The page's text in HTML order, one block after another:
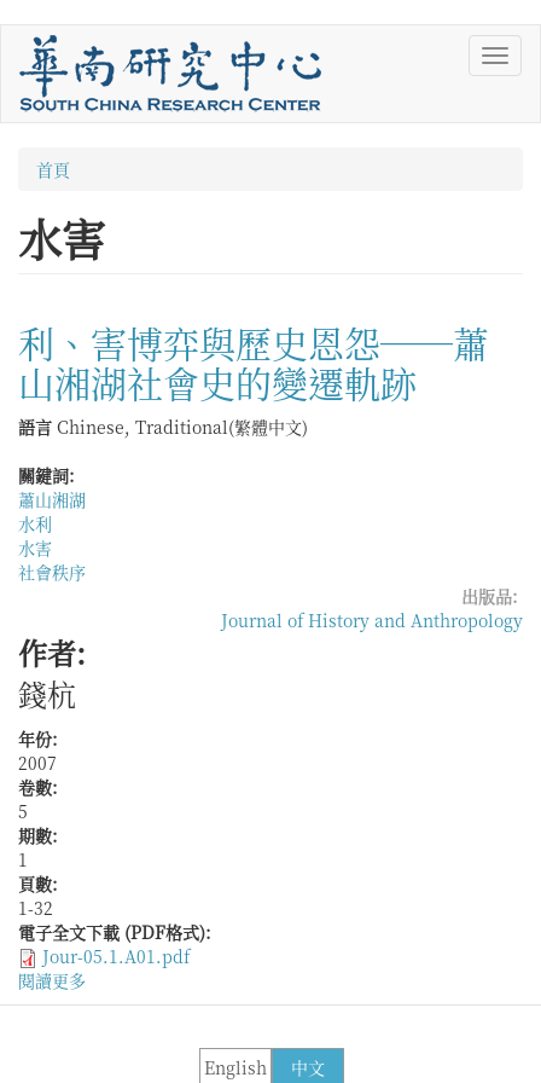
您
在
這
首頁
水害
利、害博弈與歷史恩怨──蕭
山湘湖社會史的變遷軌跡
語言 Chinese, Traditional(繁體中文)
關鍵詞:
蕭山湘湖
水利
水害
社會秩序
出版品:
Journal of History and Anthropology
作者:
錢杭
年份:
2007
卷數:
5
期數:
1
頁數:
1-32
電子全文下載 (PDF格式):
Jour-05.1.A01.pdf
閱讀更多
於
中文
English